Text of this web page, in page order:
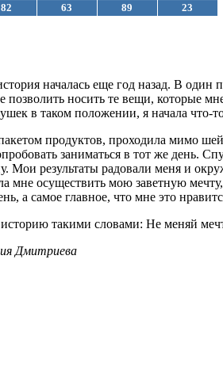
82 63 89 23
началась еще год назад. В один
позволить носить те вещи, которые
в таком положении, я начала что-
продуктов, проходила мимо
заниматься в тот же день.
Мои результаты радовали меня и
мне осуществить мою заветную
а самое главное, что мне это
такими словами: Не меняй
Дмитриева